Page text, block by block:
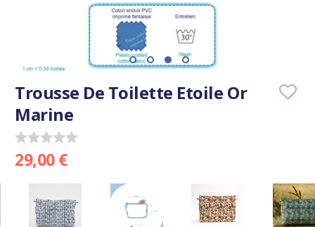
Trousse De Toilette Etoile Or
Marine
29,00 €